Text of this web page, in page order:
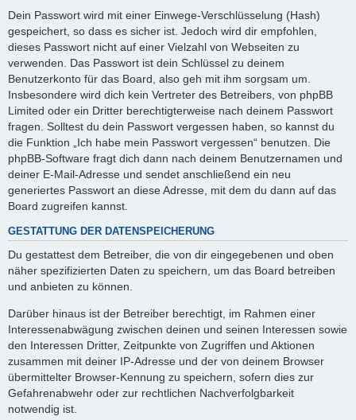
Dein Passwort wird mit einer Einwege-Verschlüsselung (Hash)
gespeichert, so dass es sicher ist. Jedoch wird dir empfohlen,
dieses Passwort nicht auf einer Vielzahl von Webseiten zu
verwenden. Das Passwort ist dein Schlüssel zu deinem
Benutzerkonto für das Board, also geh mit ihm sorgsam um.
Insbesondere wird dich kein Vertreter des Betreibers, von phpBB
Limited oder ein Dritter berechtigterweise nach deinem Passwort
fragen. Solltest du dein Passwort vergessen haben, so kannst du
die Funktion „Ich habe mein Passwort vergessen“ benutzen. Die
phpBB-Software fragt dich dann nach deinem Benutzernamen und
deiner E-Mail-Adresse und sendet anschließend ein neu
generiertes Passwort an diese Adresse, mit dem du dann auf das
Board zugreifen kannst.
GESTATTUNG DER DATENSPEICHERUNG
Du gestattest dem Betreiber, die von dir eingegebenen und oben
näher spezifizierten Daten zu speichern, um das Board betreiben
und anbieten zu können.
Darüber hinaus ist der Betreiber berechtigt, im Rahmen einer
Interessenabwägung zwischen deinen und seinen Interessen sowie
den Interessen Dritter, Zeitpunkte von Zugriffen und Aktionen
zusammen mit deiner IP-Adresse und der von deinem Browser
übermittelter Browser-Kennung zu speichern, sofern dies zur
Gefahrenabwehr oder zur rechtlichen Nachverfolgbarkeit
notwendig ist.